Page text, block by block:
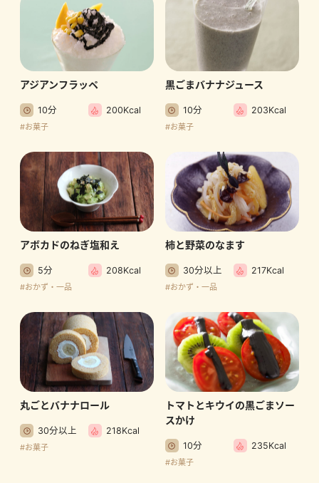
アジアンフラッペ
10分 200Kcal
#お菓子
黒ごまバナナジュース
10分 203Kcal
#お菓子
アボカドのねぎ塩和え
5分 208Kcal
#おかず・一品
柿と野菜のなます
30分以上 217Kcal
#おかず・一品
丸ごとバナナロール
30分以上 218Kcal
#お菓子
トマトとキウイの黒ごまソー
スかけ
10分 235Kcal
#お菓子